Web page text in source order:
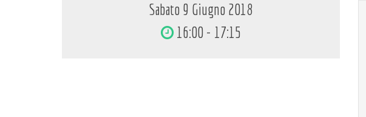
Sabato 9 Giugno 2018
16:00 - 17:15